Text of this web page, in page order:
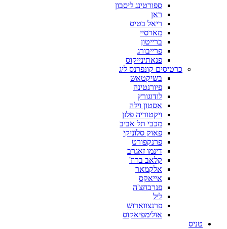
ספורטינג ליסבון
ראן
ריאל בטיס
מארסיי
ברייטון
פרייבורג
פנאתינייקוס
כרטיסים קונפרנס ליג
בשיקטאש
פיורנטינה
לודוגורץ
אסטון וילה
ויקטוריה פלזן
מכבי תל אביב
פאוק סלוניקי
פרנקפורט
דינמו זאגרב
קלאב ברוז'
אלקמאר
אייאקס
פנרבחצ'ה
ליל
פרנצווארוש
אולימפיאקוס
טניס